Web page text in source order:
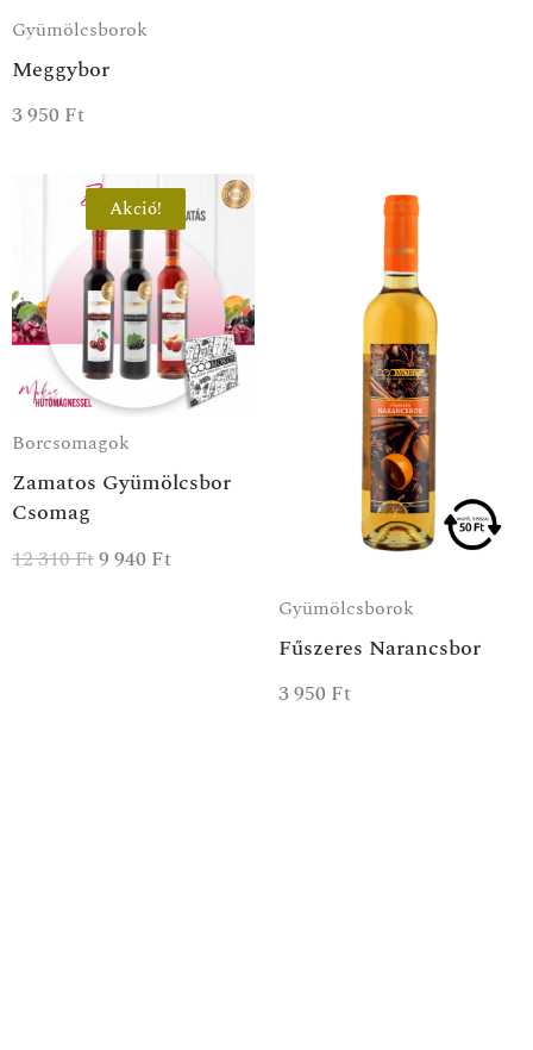
Gyümölcsborok
Meggybor
3 950 Ft
Akció!
Borcsomagok
Zamatos Gyümölcsbor
Csomag
12 310Ft9 940 Ft
Gyümölcsborok
Fűszeres Narancsbor
3 950 Ft